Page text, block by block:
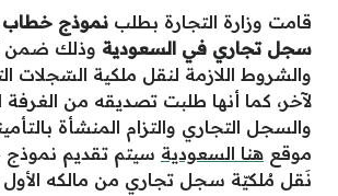
قامت وزارة التجارة بطلب نموذج خطاب
سجل تجاري في السعودية وذلك ضمن
والشروط اللازمة لنقل ملكية السّجلات
لآخر، كما أنها طلبت تصديقه من الغرفة
والسجل التجاري والتزام المنشأة
موقع هنا السعودية سيتم تقديم
نَقل مُلكيّة سـجل تجاري من مالكه الأول